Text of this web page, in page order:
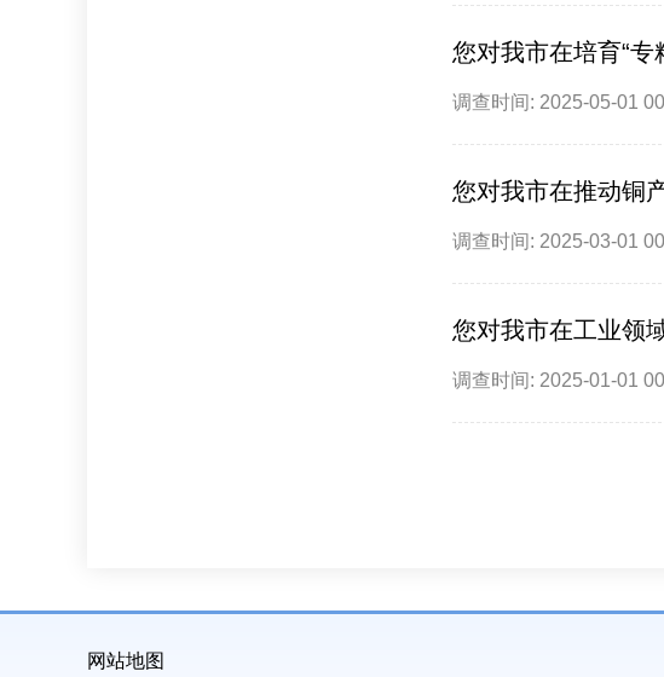
您对我市在培育“专
调查时间: 2025-05-01
您对我市在推动铜
调查时间: 2025-03-01
您对我市在工业领
调查时间: 2025-01-01
网站地图